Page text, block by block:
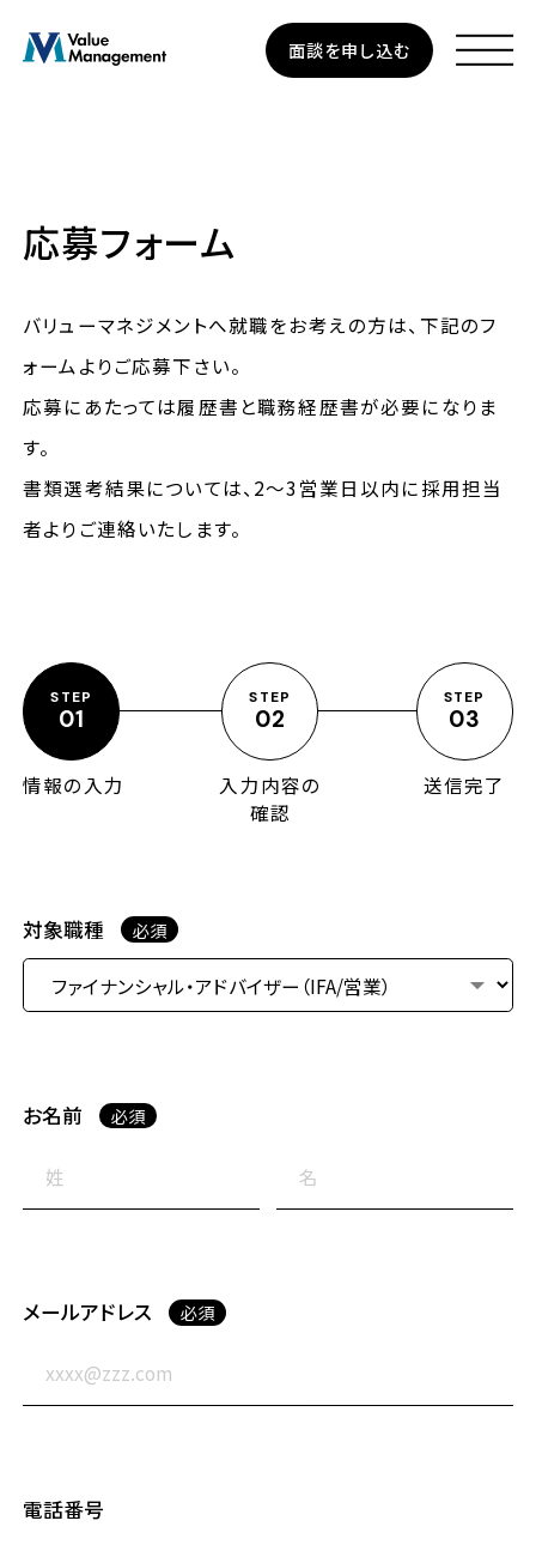
資産運用
法人のお客さま
私たちについて
ブログ
採用情報
面談を申し込む
応募フォーム
バリューマネジメントへ就職をお考えの方は、下記のフ
ォームよりご応募下さい。
応募にあたっては履歴書と職務経歴書が必要になりま
す。
書類選考結果については、2〜3営業日以内に採用担当
者よりご連絡いたします。
STEP
01
情報の入力
STEP
02
入力内容の
確認
STEP
03
送信完了
対象職種 必須
お名前 必須
メールアドレス 必須
電話番号